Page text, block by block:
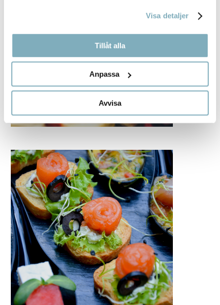
Visa detaljer
Tillåt alla
Anpassa
Avvisa